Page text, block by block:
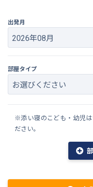
出発月
部屋タイプ
※添い寝のこども・幼児
ださい。